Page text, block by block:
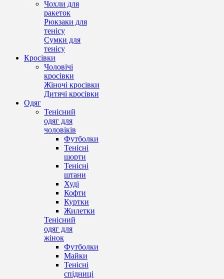
Чохли для
ракеток
Рюкзаки для
тенісу
Сумки для
тенісу
Кросівки
Чоловічі
кросівки
Жіночі кросівки
Дитячі кросівки
Одяг
Тенісний
одяг для
чоловіків
Футболки
Тенісні
шорти
Тенісні
штани
Худі
Кофти
Куртки
Жилетки
Тенісний
одяг для
жінок
Футболки
Майки
Тенісні
спідниці